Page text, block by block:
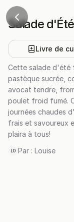
Salade
Livre de
Cette salade d'été
pastèque sucrée,
avocat tendre,
poulet froid fumé.
journées chaudes
frais et savoureux
plaira à tous!
LO Par : Louise